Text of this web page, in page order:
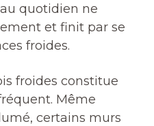
quotidien ne
et finit par se
froides.
froides constitue
Même
certains murs